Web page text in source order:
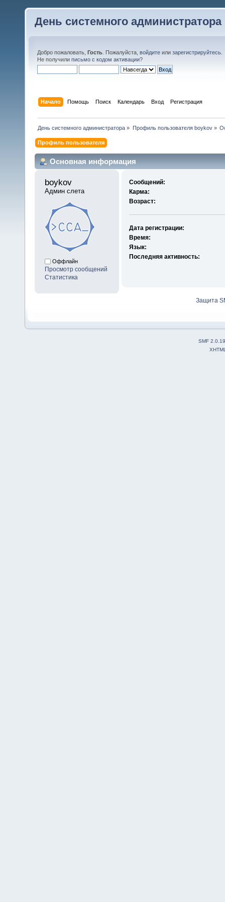
День системного администратора
Добро пожаловать, Гость . Пожалуйста, войдите или зарегистрируйтесь
Не получили письмо с кодом активации?
Начало Помощь Поиск Календарь Вход Регистрация
День системного администратора » Профиль пользователя boykov»
Профиль пользователя
Основная информация
boykov
Админ слета
Оффлайн
Просмотр сообщений
Статистика
Сообщений:
Карма:
Возраст:
Дата регистрации:
Время:
Язык:
Последняя активность:
Защита
SMF 2.0.19